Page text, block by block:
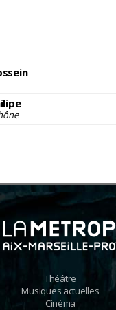
Théâtre
Musiques actuelles
Cinéma